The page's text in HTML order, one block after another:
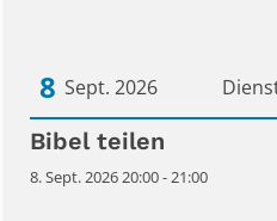
8 Sept. 2026
Datum: 8. September 2026
Bibel teilen
8. Sept. 2026 20:00 - 21:00